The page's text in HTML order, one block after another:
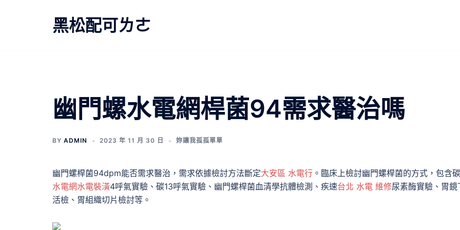
黑松配可ㄌㄜ
幽門螺水電網桿菌94需求醫治嗎
BY ADMIN 2023 年 11 月 30 日 妳讓我孤孤單單
幽門螺桿菌94dpm能否需求醫治，需求依據檢討方法斷定大安區 水電行 。臨床上檢討幽門螺桿菌的方式，包含
水電網水電裝潢4呼氣實驗、碳13呼氣實驗、幽門螺桿菌血清學抗體檢測、疾速台北 水電 維修尿素酶實驗、胃鏡
活檢、胃組織切片檢討等。